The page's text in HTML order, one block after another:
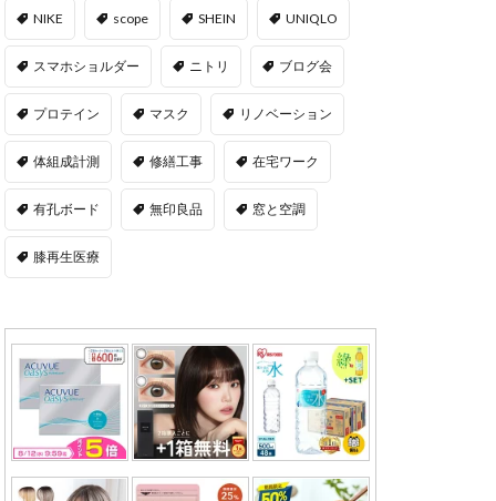
NIKE scope SHEIN UNIQLO
スマホショルダー ニトリ ブログ会
プロテイン マスク リノベーション
体組成計測 修繕工事 在宅ワーク
有孔ボード 無印良品 窓と空調
膝再生医療